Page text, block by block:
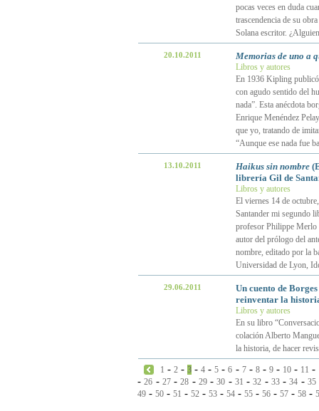
pocas veces en duda
trascendencia de su
Solana escritor.
20.10.2011 Memorias de uno a
Libros y autores
En 1936 Kipling
con agudo sentido del
nada”. Esta anécdota
Enrique Menéndez
que yo, tratando de
“Aunque ese nada fue
13.10.2011 Haikus sin nombre
librería Gil de
Libros y autores
El viernes 14 de
Santander mi segundo
profesor Philippe Merlo
autor del prólogo del
nombre, editado por la
Universidad de Lyon,
29.06.2011
Un cuento de
reinventar la
Libros y autores
En su libro
colación Alberto
la historia, de hacer
1 -2 -3 -4 -5 -6 - 7- 8- 9- 10- 11 -
-26 - 27-28 - 29-30 - 31 -32 - 33-34 - 35
49 - 50 - 51 - 52 - 53 - 54 - 55 - 56 - 57 - 58 -